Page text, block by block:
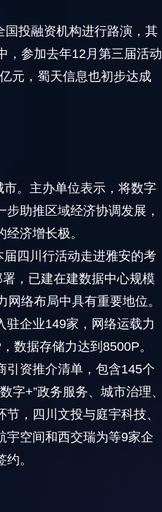
投融资机构进行路演，其
，参加去年12月第三届活动
元，蜀天信息也初步达成
。主办单位表示，将数字
助推区域经济协调发展，
济增长极。
四川行活动走进雅安的考
，已建在建数据中心规模
络布局中具有重要地位。
驻企业149家，网络运载力
数据存储力达到8500P。
引资推介清单，包含145个
字+”政务服务、城市治理、
，四川文投与庭宇科技、
宇空间和西交瑞为等9家企
。